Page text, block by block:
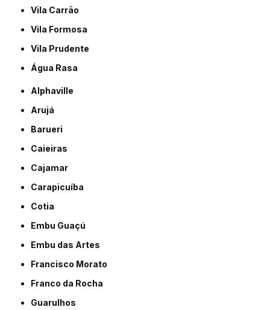
Vila Carrão
Vila Formosa
Vila Prudente
Água Rasa
Alphaville
Arujá
Barueri
Caieiras
Cajamar
Carapicuíba
Cotia
Embu Guaçú
Embu das Artes
Francisco Morato
Franco da Rocha
Guarulhos